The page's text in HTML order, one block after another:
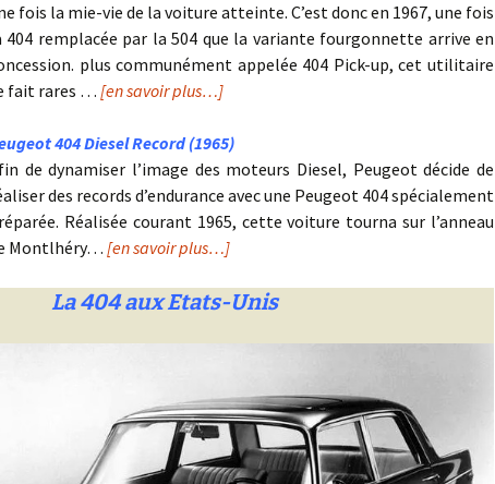
fois la mie-vie de la voiture atteinte. C’est donc en 1967, une fois
404 remplacée par la 504 que la variante fourgonnette arrive en
plus communément appelée 404 Pick-up, cet utilitaire
fait rares …[en savoir plus…]
404 Diesel Record (1965)
de dynamiser l’image des moteurs Diesel, Peugeot décide de
des records d’endurance avec une Peugeot 404 spécialement
Réalisée courant 1965, cette voiture tourna sur l’anneau
Montlhéry… [en savoir plus…]
La 404 aux Etats-Unis